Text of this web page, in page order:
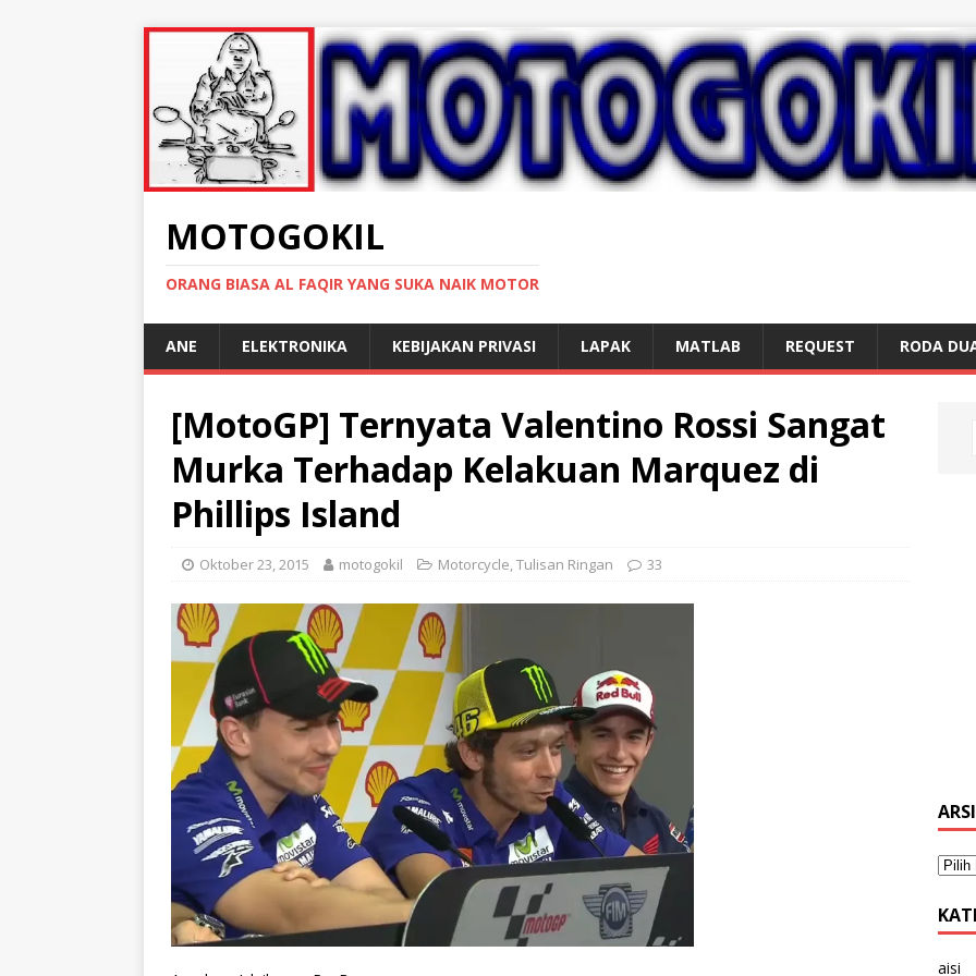
MOTOGOKIL
ORANG BIASA AL FAQIR YANG SUKA NAIK MOTOR
ANE ELEKTRONIKA KEBIJAKAN PRIVASI LAPAK MATLAB REQUEST RODA
[MotoGP] Ternyata Valentino Rossi Sangat
Murka Terhadap Kelakuan Marquez di
Phillips Island
Oktober 23, 2015 motogokil Motorcycle,Tulisan Ringan 33
aisi